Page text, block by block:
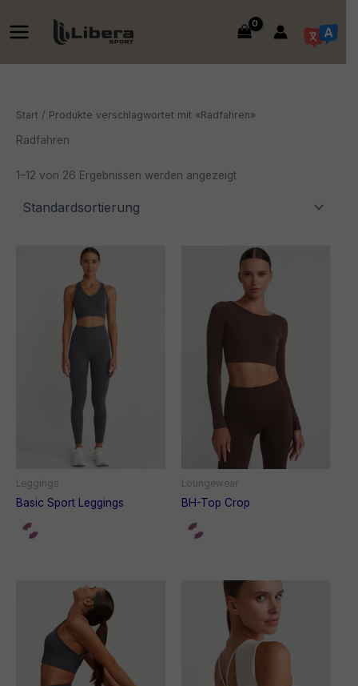
Inhalt
springen
Start / Produkte verschlagwortet mit «Radfahren»
Radfahren
1–12 von 26 Ergebnissen werden angezeigt
Leggings
Basic Sport Leggings
Loungewear
BH-Top Crop